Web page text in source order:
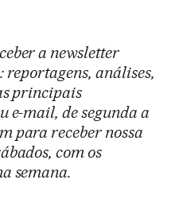
a newsletter
análises,
principais
e-mail, de segunda a
para receber nossa
com os
semana.